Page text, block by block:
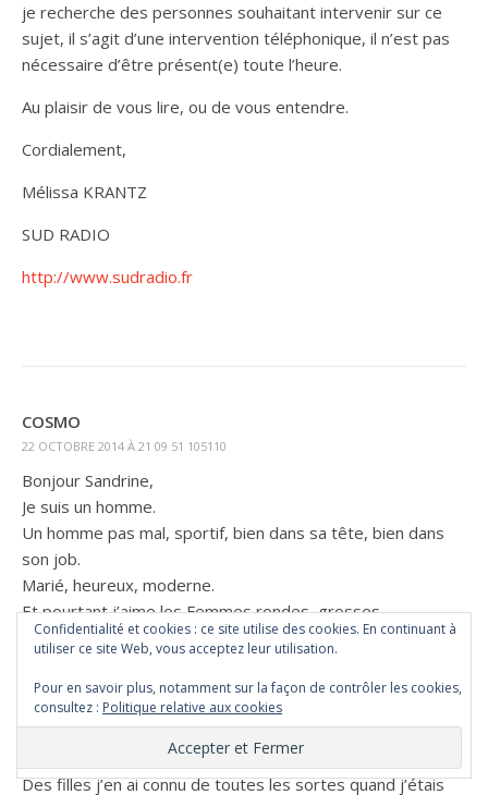
je recherche des personnes souhaitant intervenir sur ce
sujet, il s’agit d’une intervention téléphonique, il n’est pas
nécessaire d’être présent(e) toute l’heure.
Au plaisir de vous lire, ou de vous entendre.
Cordialement,
Mélissa KRANTZ
SUD RADIO
http://www.sudradio.fr
COSMO
22 OCTOBRE 2014 À 21 09 51 105110
Bonjour Sandrine,
Je suis un homme.
Un homme pas mal, sportif, bien dans sa tête, bien dans
son job.
Marié, heureux, moderne.
Et pourtant j’aime les Femmes rondes, grosses,
charnelles, grasses, avec du ventre, de la cellulite et des
Je n’y peux rien ce genre de femme a toujours fait vibré ma
sensibilité.
Oh en tant que « Beau Mec », j’ai eu le choix.
Des filles j’en ai connu de toutes les sortes quand j’étais
Confidentialité et cookies : ce site utilise des cookies. En continuant à
utiliser ce site Web, vous acceptez leur utilisation.
Pour en savoir plus, notamment sur la façon de contrôler les cookies,
consultez : Politique relative aux cookies